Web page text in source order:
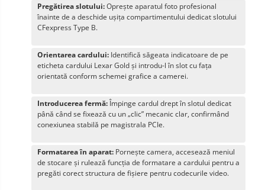
Pregătirea slotului:Oprește aparatul foto profesional
înainte de a deschide ușița compartimentului dedicat slotului
CFexpress Type B.
Orientarea cardului: Identifică săgeata indicatoare de pe
eticheta cardului Lexar Gold și introdu-l în slot cu fața
orientată conform schemei grafice a camerei.
Introducerea fermă:Împinge cardul drept în slotul dedicat
până când se fixează cu un „clic” mecanic clar, confirmând
conexiunea stabilă pe magistrala PCIe.
Formatarea în aparat: Pornește camera, accesează meniul
de stocare și rulează funcția de formatare a cardului pentru a
pregăti corect structura de fișiere pentru codecurile video.